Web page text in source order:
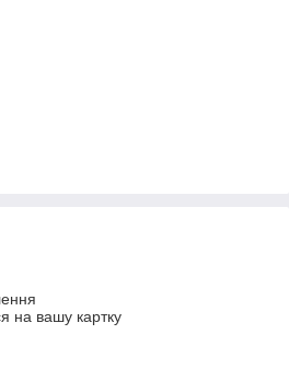
на вашу картку